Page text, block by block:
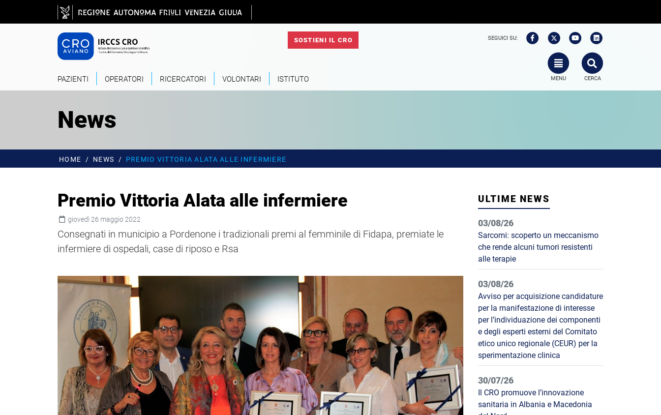
Salta al contenuto principale
SOSTIENI IL CRO SEGUICI SU:
TOGGLE NAVIGATION
MENU
SEARCH
CERCA
PAZIENTI OPERATORI RICERCATORI VOLONTARI ISTITUTO
News
HOME NEWS PREMIO VITTORIA ALATA ALLE INFERMIERE
Premio Vittoria Alata alle infermiere
giovedì 26 maggio 2022
Consegnati in municipio a Pordenone i tradizionali premi al femminile di Fidapa, premiate le
infermiere di ospedali, case di riposo e Rsa
ULTIME NEWS
03/08/26
Sarcomi: scoperto un meccanismo
che rende alcuni tumori resistenti
alle terapie
03/08/26
Avviso per acquisizione candidature
per la manifestazione di interesse
per l’individuazione dei componenti
e degli esperti esterni del Comitato
etico unico regionale (CEUR) per la
sperimentazione clinica
30/07/26
Il CRO promuove l’innovazione
sanitaria in Albania e Macedonia